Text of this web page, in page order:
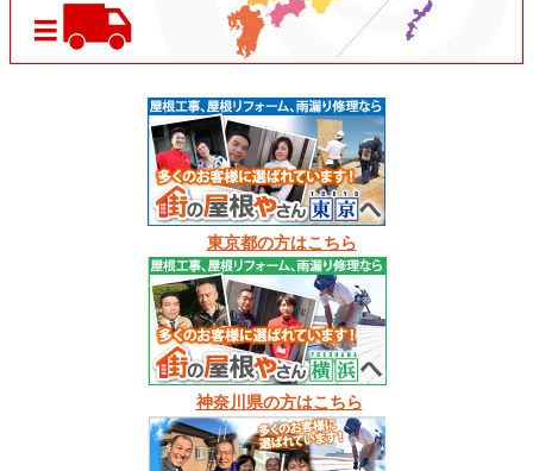
東京都の方はこちら
神奈川県の方はこちら